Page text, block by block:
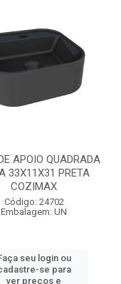
APOIO QUADRADA
33X11X31 PRETA
COZIMAX
Código: 24702
Embalagem: UN
seu login ou
se para
ver preços e